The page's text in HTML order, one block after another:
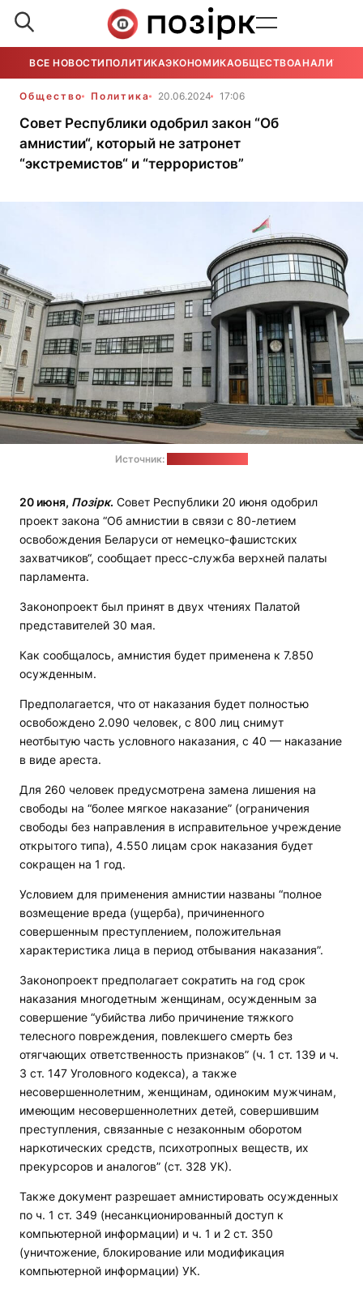
ВСЕ НОВОСТИ ПОЛИТИКАЭКОНОМИКАОБЩЕСТВОАНАЛИТИКА
Общество Политика 20.06.2024 17:06
Совет Республики одобрил закон “Об
амнистии“, который не затронет
“экстремистов“ и “террористов”
Источник:
20 июня, Позірк. Совет Республики 20 июня одобрил
проект закона “Об амнистии в связи с 80-летием
освобождения Беларуси от немецко-фашистских
захватчиков“, сообщает пресс-служба верхней палаты
парламента.
Законопроект был принят в двух чтениях Палатой
представителей 30 мая.
Как сообщалось, амнистия будет применена к 7.850
осужденным.
Предполагается, что от наказания будет полностью
освобождено 2.090 человек, с 800 лиц снимут
неотбытую часть условного наказания, с 40 — наказание
в виде ареста.
Для 260 человек предусмотрена замена лишения на
свободы на “более мягкое наказание” (ограничения
свободы без направления в исправительное учреждение
открытого типа), 4.550 лицам срок наказания будет
сокращен на 1 год.
Условием для применения амнистии названы “полное
возмещение вреда (ущерба), причиненного
совершенным преступлением, положительная
характеристика лица в период отбывания наказания”.
Законопроект предполагает сократить на год срок
наказания многодетным женщинам, осужденным за
совершение “убийства либо причинение тяжкого
телесного повреждения, повлекшего смерть без
отягчающих ответственность признаков” (ч. 1 ст. 139 и ч.
3 ст. 147 Уголовного кодекса), а также
несовершеннолетним, женщинам, одиноким мужчинам,
имеющим несовершеннолетних детей, совершившим
преступления, связанные с незаконным оборотом
наркотических средств, психотропных веществ, их
прекурсоров и аналогов” (ст. 328 УК).
Также документ разрешает амнистировать осужденных
по ч. 1 ст. 349 (несанкционированный доступ к
компьютерной информации) и ч. 1 и 2 ст. 350
(уничтожение, блокирование или модификация
компьютерной информации) УК.